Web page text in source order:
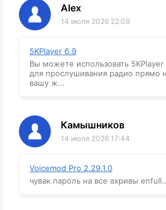
Alex
14 июля 2026 22:09
5KPlayer 6.9
Вы можете использовать 5KPlayer
для прослушивания радио прямо
вашу ж...
Камышников
14 июля 2026 17:44
Voicemod Pro 2.29.1.0
чувак пароль на все ахривы